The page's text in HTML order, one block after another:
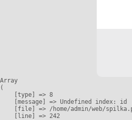
Array
(
    [type] => 8
    [message] => Undefined index: id
[file] => /home/admin/web/
    [line] => 242